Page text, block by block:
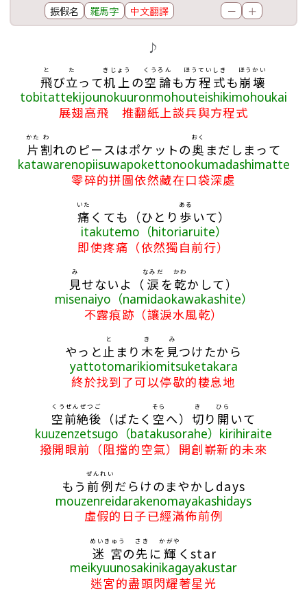
振假名 羅馬字 中文翻譯 － ＋
♪
飛
と
び立
た
って机上
きじょう
の空
くう
論
ろん
も方程式
ほうていしき
も崩壊
ほうかい
tobitattekijounokuuronmohouteishikimohoukai
展翅高飛 推翻紙上談兵與方程式
片
かた
割
わ
れのピースはポケットの奥
おく
まだしまって
katawarenopiisuwapokettonookumadashimatte
零碎的拼圖依然藏在口袋深處
痛
いた
くても（ひとり 歩
ある
いて）
itakutemo（hitoriaruite）
即使疼痛（依然獨自前行）
見
み
せないよ（ 涙
なみだ
を 乾
かわ
かして）
misenaiyo（namidaokawakashite）
不露痕跡（讓淚水風乾）
やっと 止
と
まり 木
き
を 見
み
つけたから
yattotomarikiomitsuketakara
終於找到了可以停歇的棲息地
空前絶後
くうぜんぜつご
（ばたく 空
そら
へ） 切
き
り 開
ひら
いて
kuuzenzetsugo（batakusorahe）kirihiraite
撥開眼前（阻擋的空氣）開創嶄新的未來
もう 前例
ぜんれい
だらけのまやかしdays
mouzenreidarakenomayakashidays
虛假的日子已經滿佈前例
迷宮
めいきゅう
の先
さき
に 輝
かがや
くstar
meikyuunosakinikagayakustar
迷宮的盡頭閃耀著星光